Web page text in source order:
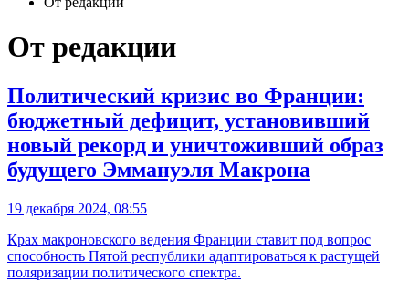
От редакции
Политический кризис во Франции:
бюджетный дефицит, установивший
новый рекорд и уничтоживший образ
будущего Эммануэля Макрона
19 декабря 2024, 08:55
Крах макроновского ведения Франции ставит под вопрос
способность Пятой республики адаптироваться к растущей
поляризации политического спектра.